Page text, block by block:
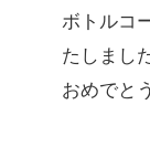
ボトルコ
たしまし
おめでと